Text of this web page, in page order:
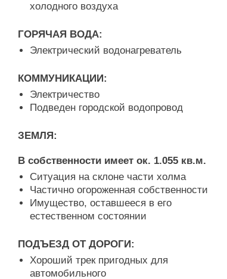
холодного воздуха
ГОРЯЧАЯ ВОДА:
Электрический водонагреватель
КОММУНИКАЦИИ:
Электричество
Подведен городской водопровод
ЗЕМЛЯ:
В собственности имеет ок. 1.055 кв.м.
Ситуация на склоне части холма
Частично огороженная собственности
Имущество, оставшееся в его
естественном состоянии
ПОДЪЕЗД ОТ ДОРОГИ:
Хороший трек пригодных для
автомобильного